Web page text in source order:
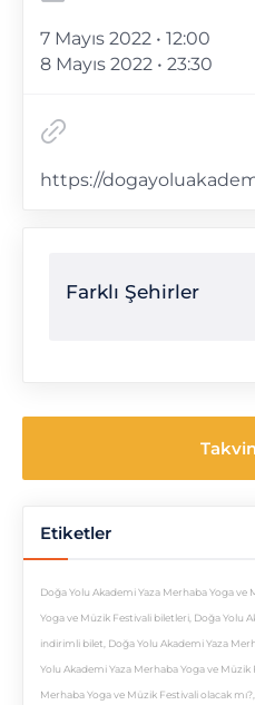
7 Mayıs 2022 • 12:00
8 Mayıs 2022 • 23:30
https://
Farklı Şehirler
Etiketler
Doğa Yolu Akademi Yaza Merhaba Yoga ve
Yoga ve Müzik Festivali biletleri Doğa Yolu
indirimli bilet Doğa Yolu Akademi Yaza
Yolu Akademi Yaza Merhaba Yoga ve Müzik
Merhaba Yoga ve Müzik Festivali olacak mı?